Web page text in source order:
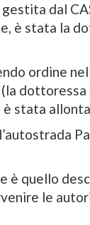
dal
è stata la
ordine
(la
è stata
è quello
le